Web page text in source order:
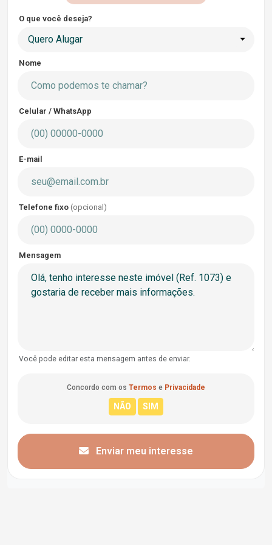
O que você deseja?
Quero Alugar
Nome
Celular / WhatsApp
E-mail
Telefone fixo (opcional)
Mensagem
Você pode editar esta mensagem antes de enviar.
Concordo com os Termos e Privacidade
Enviar meu interesse